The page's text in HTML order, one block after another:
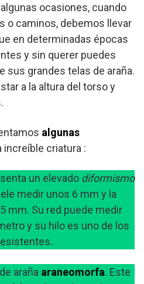
ocasiones, cuando
o caminos, debemos llevar
en determinadas épocas
y sin querer puedes
sus grandes telas de araña.
a la altura del torso y
algunas
increíble criatura :
un elevadodiformismo
medir unos 6 mm y la
mm. Su red puede medir
y su hilo es uno de los
araña araneomorfa. Este